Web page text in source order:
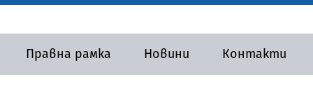
Правна рамка Новини Контакти